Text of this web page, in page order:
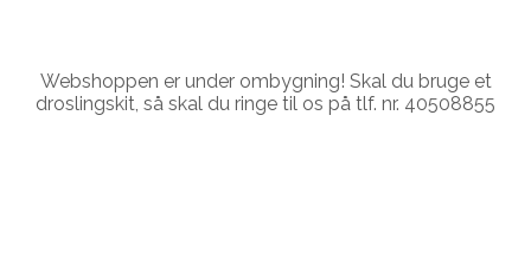
Webshoppen er under ombygning! Skal du bruge et
droslingskit, så skal du ringe til os på tlf. nr. 40508855